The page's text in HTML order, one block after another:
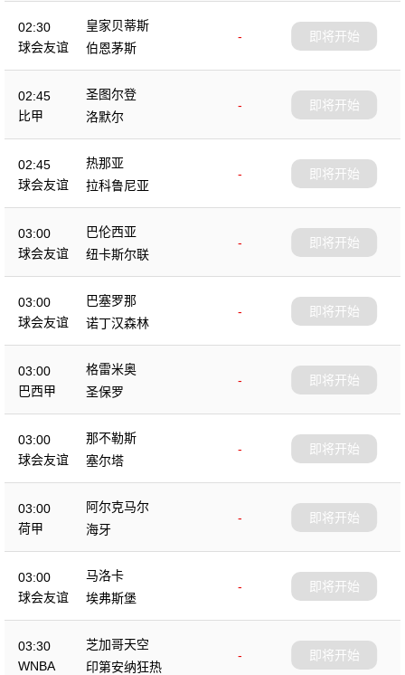
02:30
球会友谊
皇家贝蒂斯
-
伯恩茅斯
即将开始
02:45
比甲
圣图尔登
-
洛默尔
即将开始
02:45
球会友谊
热那亚
-
拉科鲁尼亚
即将开始
03:00
球会友谊
巴伦西亚
-
纽卡斯尔联
即将开始
03:00
球会友谊
巴塞罗那
-
诺丁汉森林
即将开始
03:00
巴西甲
格雷米奥
-
圣保罗
即将开始
03:00
球会友谊
那不勒斯
-
塞尔塔
即将开始
03:00
荷甲
阿尔克马尔
-
海牙
即将开始
03:00
球会友谊
马洛卡
-
埃弗斯堡
即将开始
03:30
WNBA
芝加哥天空
-
印第安纳狂热
即将开始